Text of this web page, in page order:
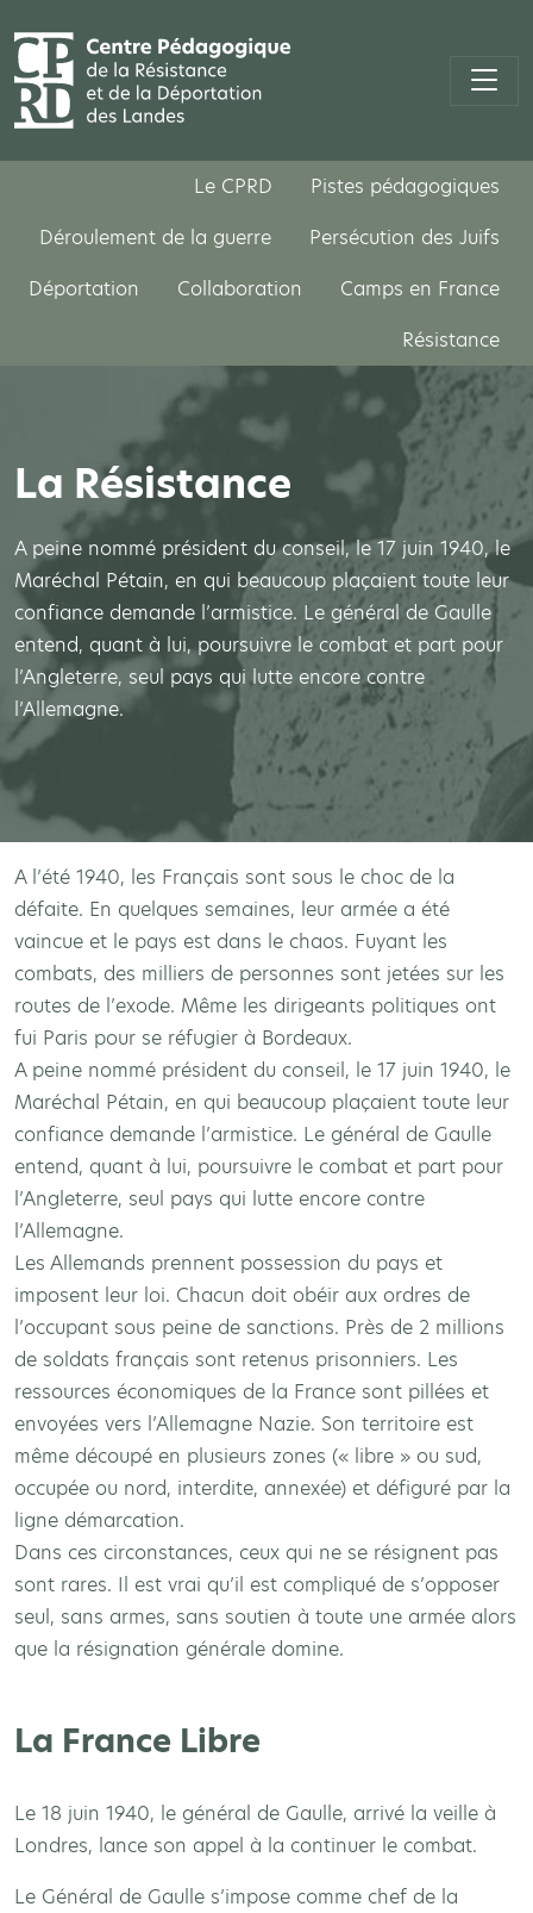
Le CPRD
Pistes pédagogiques
Déroulement de la guerre
Persécution des Juifs
Déportation
Collaboration
Camps en France
Résistance
La Résistance
A peine nommé président du conseil, le 17 juin 1940, le
Maréchal Pétain, en qui beaucoup plaçaient toute leur
confiance demande l’armistice. Le général de Gaulle
entend, quant à lui, poursuivre le combat et part pour
l’Angleterre, seul pays qui lutte encore contre
l’Allemagne.
A l’été 1940, les Français sont sous le choc de la
défaite. En quelques semaines, leur armée a été
vaincue et le pays est dans le chaos. Fuyant les
combats, des milliers de personnes sont jetées sur les
routes de l’exode. Même les dirigeants politiques ont
fui Paris pour se réfugier à Bordeaux.
A peine nommé président du conseil, le 17 juin 1940, le
Maréchal Pétain, en qui beaucoup plaçaient toute leur
confiance demande l’armistice. Le général de Gaulle
entend, quant à lui, poursuivre le combat et part pour
l’Angleterre, seul pays qui lutte encore contre
l’Allemagne.
Les Allemands prennent possession du pays et
imposent leur loi. Chacun doit obéir aux ordres de
l’occupant sous peine de sanctions. Près de 2 millions
de soldats français sont retenus prisonniers. Les
ressources économiques de la France sont pillées et
envoyées vers l’Allemagne Nazie. Son territoire est
même découpé en plusieurs zones (« libre » ou sud,
occupée ou nord, interdite, annexée) et défiguré par la
ligne démarcation.
Dans ces circonstances, ceux qui ne se résignent pas
sont rares. Il est vrai qu’il est compliqué de s’opposer
seul, sans armes, sans soutien à toute une armée alors
que la résignation générale domine.
La France Libre
Le 18 juin 1940, le général de Gaulle, arrivé la veille à
Londres, lance son appel à la continuer le combat.
Le Général de Gaulle s’impose comme chef de la